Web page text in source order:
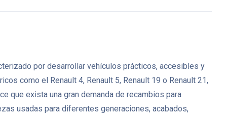
por desarrollar vehículos prácticos, accesibles y
como el Renault 4, Renault 5, Renault 19 o Renault 21,
que exista una gran demanda de recambios para
usadas para diferentes generaciones, acabados,